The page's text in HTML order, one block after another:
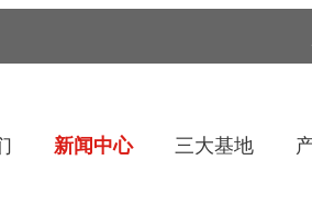
新闻中心 三大基地